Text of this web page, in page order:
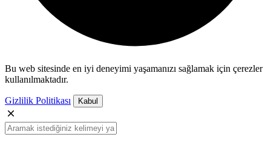
Bu web sitesinde en iyi deneyimi yaşamanızı sağlamak için çerezler
kullanılmaktadır.
Gizlilik Politikası Kabul